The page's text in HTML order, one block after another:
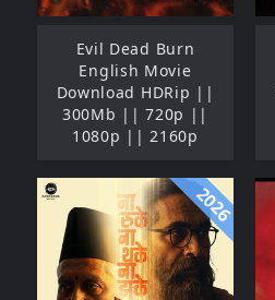
Evil Dead Burn
English Movie
Download HDRip ||
300Mb || 720p ||
1080p || 2160p
2026